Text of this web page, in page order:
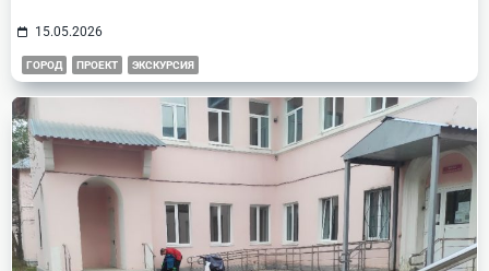
15.05.2026
ГОРОД ПРОЕКТ ЭКСКУРСИЯ